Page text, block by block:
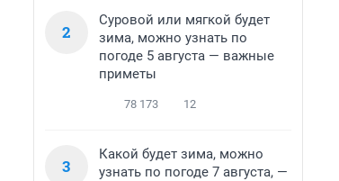
2
Суровой или мягкой будет
зима, можно узнать по
погоде 5 августа — важные
приметы
78 173 12
3
Какой будет зима, можно
узнать по погоде 7 августа, —